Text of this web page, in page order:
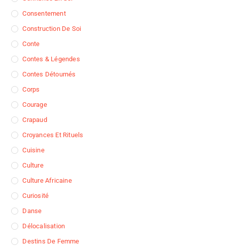
Consentement
Construction De Soi
Conte
Contes & Légendes
Contes Détournés
Corps
Courage
Crapaud
Croyances Et Rituels
Cuisine
Culture
Culture Africaine
Curiosité
Danse
Délocalisation
Destins De Femme